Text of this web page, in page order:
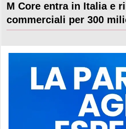
M Core entra in Italia e
commerciali per 300